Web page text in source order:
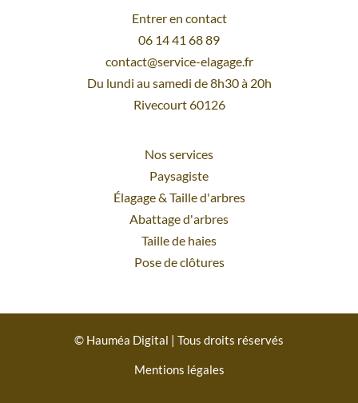
Entrer en contact
06 14 41 68 89
contact@service-elagage.fr
Du lundi au samedi de 8h30 à 20h
Rivecourt 60126
Nos services
Paysagiste
Élagage& Taille d'arbres
Abattage d'arbres
Taille de haies
Pose de clôtures
© Hauméa Digital | Tous droits réservés
Mentions légales